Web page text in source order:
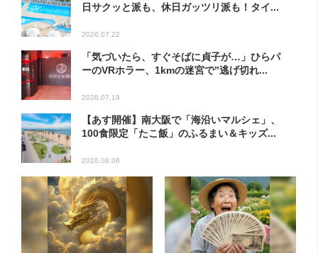
日サクッと派も、休日ガッツリ派も！タイ...
2026.07.22
「気づいたら、すぐそばに貞子が…」ひらパ
ーのVRホラー、1kmの迷宮で”逃げ切れ...
2026.07.19
【あす開催】南大阪で「海沿いマルシェ」、
100食限定「たこ飯」のふるまい＆キッズ...
2026.08.06